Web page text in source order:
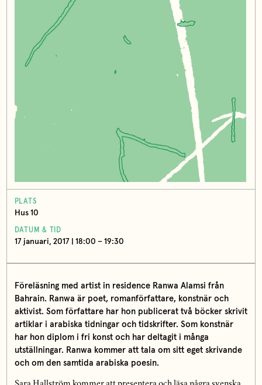
PLATS
Hus 10
DATUM & TID
17 januari, 2017 | 18:00 – 19:30
Föreläsning med artist in residence Ranwa Alamsi från
Bahrain. Ranwa är poet, romanförfattare, konstnär och
aktivist. Som författare har hon publicerat två böcker skrivit
artiklar i arabiska tidningar och tidskrifter. Som konstnär
har hon diplom i fri konst och har deltagit i många
utställningar. Ranwa kommer att tala om sitt eget skrivande
och om den samtida arabiska poesin.